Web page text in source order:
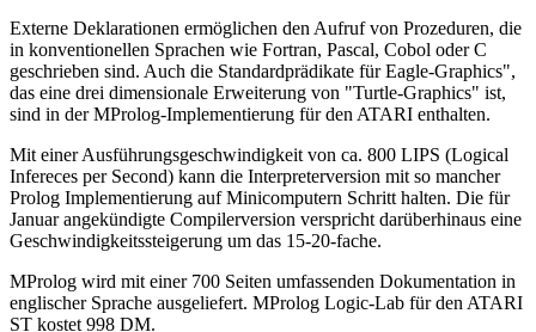
Externe Deklarationen ermöglichen den Aufruf von Prozeduren, die
in konventionellen Sprachen wie Fortran, Pascal, Cobol oder C
geschrieben sind. Auch die Standardprädikate für Eagle-Graphics",
das eine drei dimensionale Erweiterung von "Turtle-Graphics" ist,
sind in der MProlog-Implementierung für den ATARI enthalten.
Mit einer Ausführungsgeschwindigkeit von ca. 800 LIPS (Logical
Infereces per Second) kann die Interpreterversion mit so mancher
Prolog Implementierung auf Minicomputern Schritt halten. Die für
Januar angekündigte Compilerversion verspricht darüberhinaus eine
Geschwindigkeitssteigerung um das 15-20-fache.
MProlog wird mit einer 700 Seiten umfassenden Dokumentation in
englischer Sprache ausgeliefert. MProlog Logic-Lab für den ATARI
ST kostet 998 DM.